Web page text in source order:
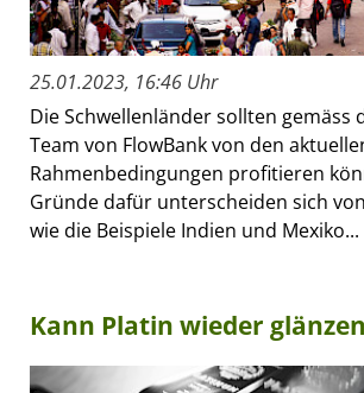
25.01.2023, 16:46 Uhr
Die Schwellenländer sollten gemäss
Team von FlowBank von den
Rahmenbedingungen profitieren
Gründe dafür unterscheiden sich
wie die Beispiele Indien und Mexiko...
Kann Platin wieder